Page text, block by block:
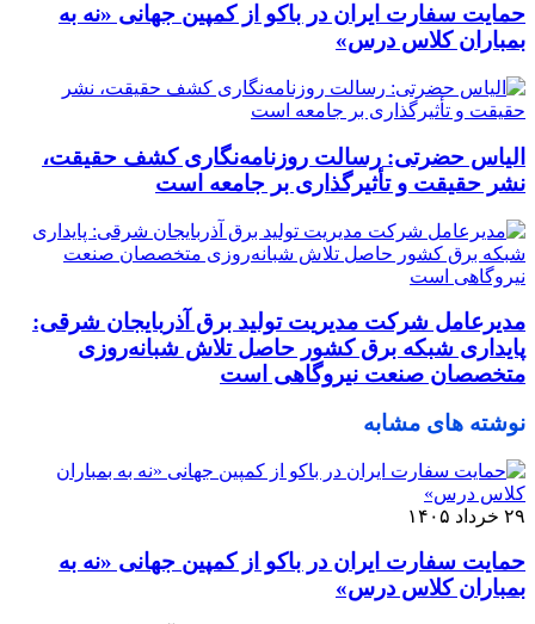
حمایت سفارت ایران در باکو از کمپین جهانی «نه به
بمباران کلاس درس»
الیاس حضرتی: رسالت روزنامه‌نگاری کشف حقیقت،
نشر حقیقت و تأثیرگذاری بر جامعه است
مدیرعامل شرکت مدیریت تولید برق آذربایجان شرقی:
پایداری شبکه برق کشور حاصل تلاش شبانه‌روزی
متخصصان صنعت نیروگاهی است
نوشته های مشابه
۲۹ خرداد ۱۴۰۵
حمایت سفارت ایران در باکو از کمپین جهانی «نه به
بمباران کلاس درس»